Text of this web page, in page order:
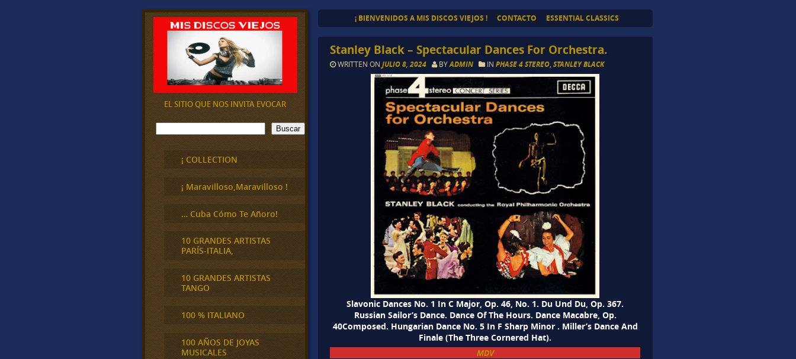
¡ BIENVENIDOS A MIS DISCOS VIEJOS ! CONTACTO ESSENTIAL CLASSICS
Stanley Black – Spectacular Dances For Orchestra.
WRITTEN ONJULIO 8, 2024 BYADMIN INPHASE 4 STEREO ,STANLEY BLACK
Slavonic Dances No. 1 In C Major, Op. 46, No. 1. Du Und Du, Op. 367.
Russian Sailor’s Dance. Dance Of The Hours. Dance Macabre, Op.
40Composed. Hungarian Dance No. 5 In F Sharp Minor . Miller’s Dance And
Finale (The Three Cornered Hat).
MDV
EL SITIO QUE NOS INVITA EVOCAR
B
u
Buscar
¡ COLLECTION
¡ Maravilloso,Maravilloso !
… Cuba Cómo Te Añoro!
10 GRANDES ARTISTAS
PARÍS-ITALIA,
10 GRANDES ARTISTAS
TANGO
100 % ITALIANO
100 AÑOS DE JOYAS
MUSICALES